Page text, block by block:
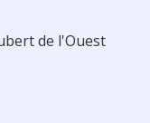
de l'Ouest